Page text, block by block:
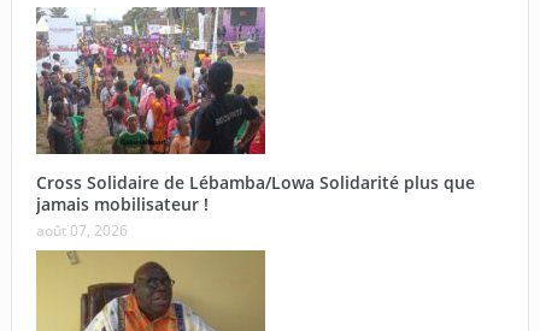
Cross Solidaire de Lébamba/Lowa Solidarité plus que
jamais mobilisateur !
août 07, 2026